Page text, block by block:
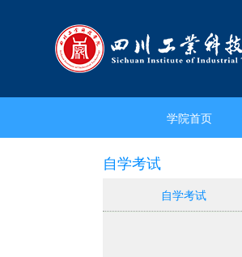
学院首页
自学考试
自学考试